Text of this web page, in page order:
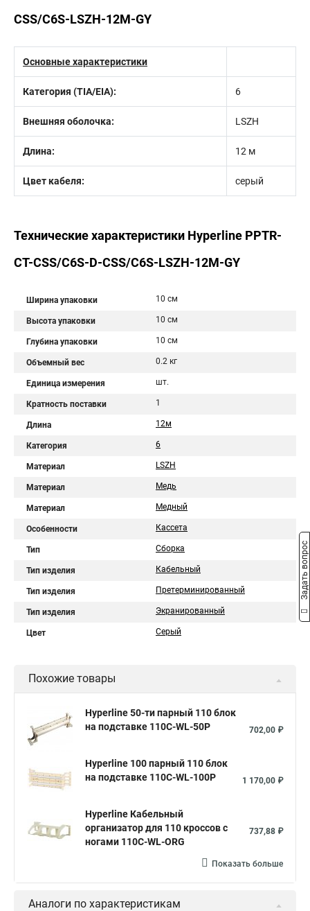
CSS/C6S-LSZH-12M-GY
Основные характеристики
Категория (TIA/EIA): 6
Внешняя оболочка: LSZH
Длина: 12 м
Цвет кабеля: серый
Технические характеристики Hyperline PPTR-
CT-CSS/C6S-D-CSS/C6S-LSZH-12M-GY
Ширина упаковки 10 см
Высота упаковки 10 см
Глубина упаковки 10 см
Объемный вес 0.2 кг
Единица измерения шт.
Кратность поставки 1
Длина 12м
Категория 6
Материал LSZH
Материал Медь
Материал Медный
Особенности Кассета
Тип Сборка
Тип изделия Кабельный
Тип изделия Претерминированный
Тип изделия Экранированный
Цвет Серый
Похожие товары
Hyperline 50-ти парный 110 блок
на подставке 110C-WL-50P
702,00 ₽
Hyperline 100 парный 110 блок
на подставке 110C-WL-100P
1 170,00 ₽
Hyperline Кабельный
организатор для 110 кроссов с
ногами 110C-WL-ORG
737,88 ₽
Показать больше
Аналоги по характеристикам
Задать вопрос